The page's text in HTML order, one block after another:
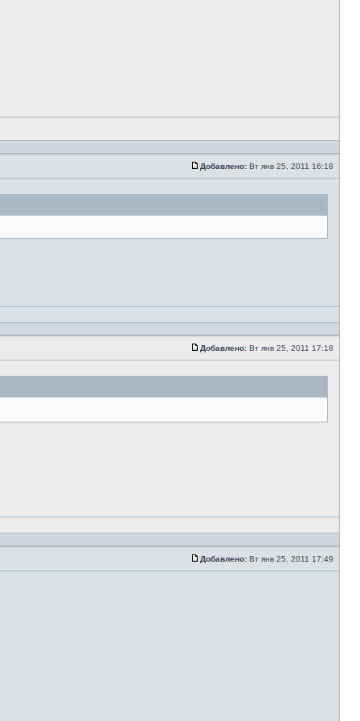
Добавлено: Вт янв 25, 2011 16:18
Добавлено: Вт янв 25, 2011 17:18
Добавлено: Вт янв 25, 2011 17:49